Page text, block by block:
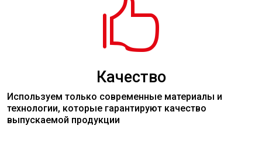

Качество
Используем только современные материалы и
технологии, которые гарантируют качество
выпускаемой продукции